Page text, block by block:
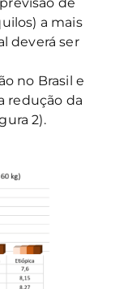
a mais
deverá ser
no Brasil e
redução da
2).